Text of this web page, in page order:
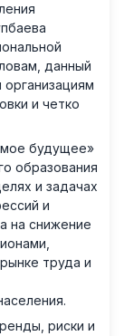
данный
и четко
мое будущее»
образования
и задачах
и
на снижение
труда и
риски и